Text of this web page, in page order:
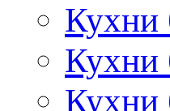
Кухни
Кухни
Кухни